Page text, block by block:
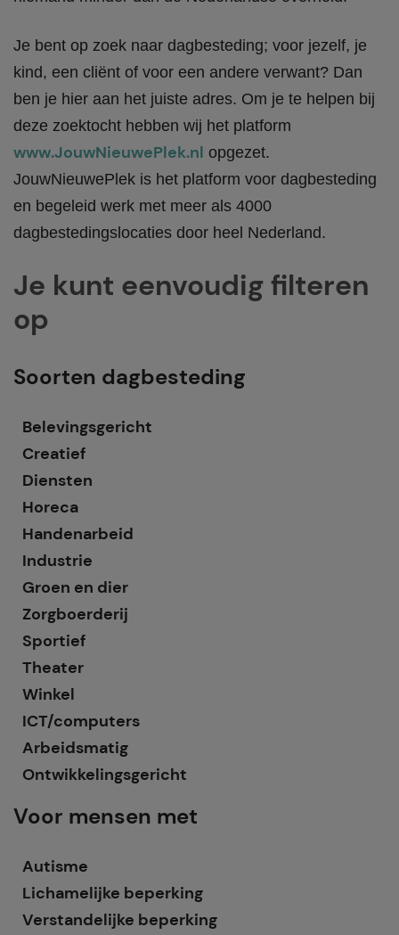
Je bent op zoek naar dagbesteding; voor jezelf, je
kind, een cliënt of voor een andere verwant? Dan
ben je hier aan het juiste adres. Om je te helpen bij
deze zoektocht hebben wij het platform
www.JouwNieuwePlek.nl opgezet.
JouwNieuwePlek is het platform voor dagbesteding
en begeleid werk met meer als 4000
dagbestedingslocaties door heel Nederland.
Je kunt eenvoudig filteren
op
Soorten dagbesteding
Belevingsgericht
Creatief
Diensten
Horeca
Handenarbeid
Industrie
Groen en dier
Zorgboerderij
Sportief
Theater
Winkel
ICT/computers
Arbeidsmatig
Ontwikkelingsgericht
Voor mensen met
Autisme
Lichamelijke beperking
Verstandelijke beperking